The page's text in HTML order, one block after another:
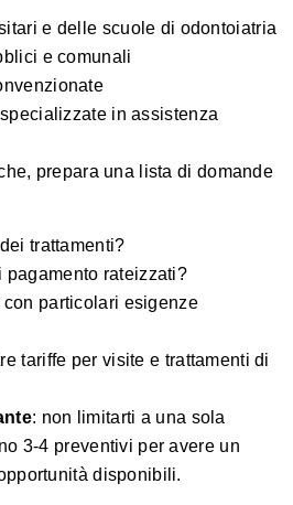
e delle scuole di odontoiatria
e comunali
in assistenza
prepara una lista di domande
trattamenti?
pagamento rateizzati?
particolari esigenze
tariffe per visite e trattamenti di
: non limitarti a una sola
3-4 preventivi per avere un
disponibili.